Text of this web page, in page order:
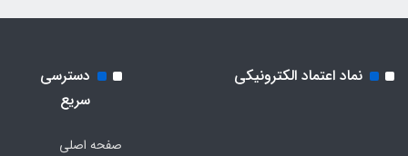
نماد اعتماد الکترونیکی
دسترسی
سریع
صفحه اصلی